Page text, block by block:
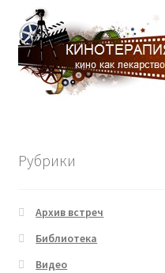
Рубрики
Архив встреч
Библиотека
Видео